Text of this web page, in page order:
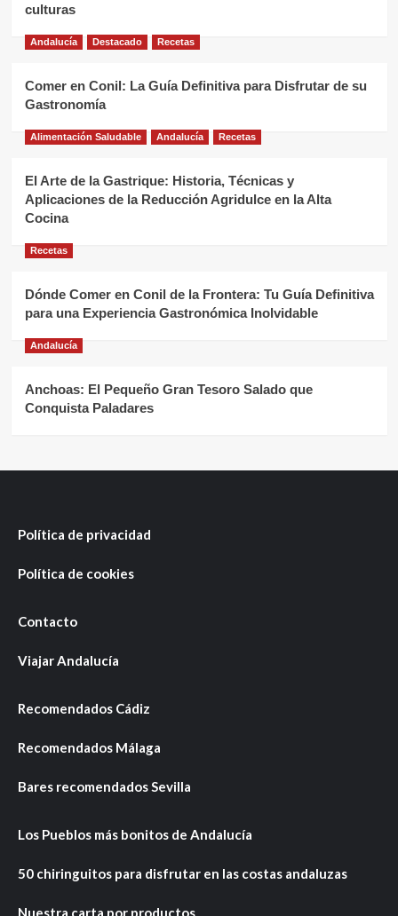
culturas
Andalucía Destacado Recetas
Comer en Conil: La Guía Definitiva para Disfrutar de su
Gastronomía
Alimentación Saludable Andalucía Recetas
El Arte de la Gastrique: Historia, Técnicas y
Aplicaciones de la Reducción Agridulce en la Alta
Cocina
Recetas
Dónde Comer en Conil de la Frontera: Tu Guía Definitiva
para una Experiencia Gastronómica Inolvidable
Andalucía
Anchoas: El Pequeño Gran Tesoro Salado que
Conquista Paladares
Política de privacidad
Política de cookies
Contacto
Viajar Andalucía
Recomendados Cádiz
Recomendados Málaga
Bares recomendados Sevilla
Los Pueblos más bonitos de Andalucía
50 chiringuitos para disfrutar en las costas andaluzas
Nuestra carta por productos